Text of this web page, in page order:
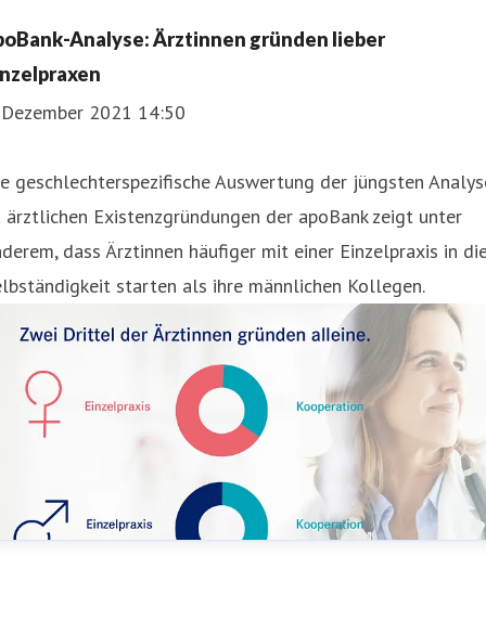
Analyse: Ärztinnen gründen lieber
2021 14:50
geschlechterspezifische Auswertung der jüngsten
ärztlichen Existenzgründungen der apoBank zeigt unter
dass Ärztinnen häufiger mit einer Einzelpraxis in
starten als ihre männlichen Kollegen.